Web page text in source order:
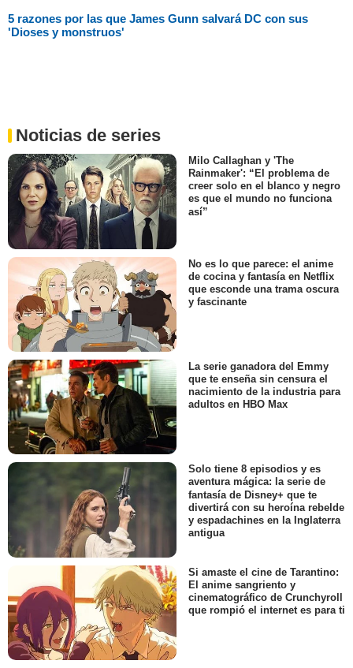
5 razones por las que James Gunn salvará DC con sus
'Dioses y monstruos'
Noticias de series
Milo Callaghan y 'The
Rainmaker': “El problema de
creer solo en el blanco y negro
es que el mundo no funciona
así”
No es lo que parece: el anime
de cocina y fantasía en Netflix
que esconde una trama oscura
y fascinante
La serie ganadora del Emmy
que te enseña sin censura el
nacimiento de la industria para
adultos en HBO Max
Solo tiene 8 episodios y es
aventura mágica: la serie de
fantasía de Disney+ que te
divertirá con su heroína rebelde
y espadachines en la Inglaterra
antigua
Si amaste el cine de Tarantino:
El anime sangriento y
cinematográfico de Crunchyroll
que rompió el internet es para ti